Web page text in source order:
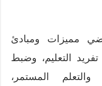
مميزات ومبادئ
تفريد التعليم، وضبط
والتعلم المستمر،